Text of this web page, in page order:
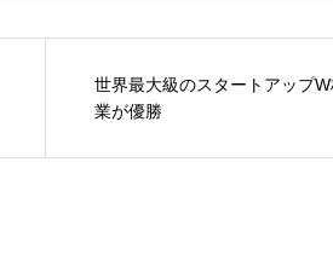
世界最大級のスタートアップ
業が優勝